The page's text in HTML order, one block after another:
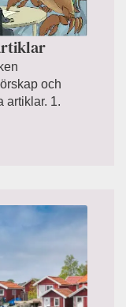
och
artiklar. 1.